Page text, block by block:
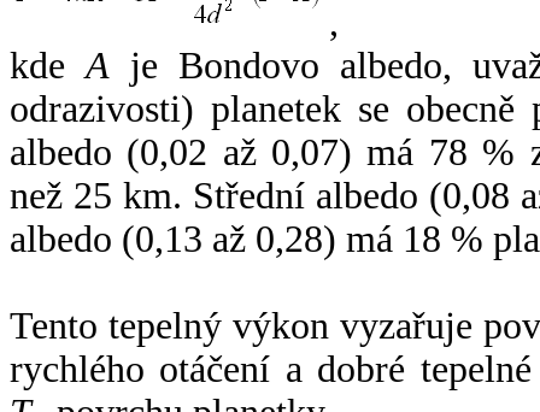
,
kdeA je Bondovo albedo,
odrazivosti) planetek se
albedo (0,02 až 0,07) má 78 %
než 25 km. Střední albedo (0,08
albedo (0,13 až 0,28) má 18 %
Tento tepelný výkon vyzařuje
rychlého otáčení a dobré